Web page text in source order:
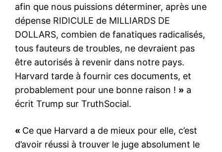
afin que nous puissions déterminer, après une
dépense RIDICULE de MILLIARDS DE
DOLLARS, combien de fanatiques radicalisés,
tous fauteurs de troubles, ne devraient pas
être autorisés à revenir dans notre pays.
Harvard tarde à fournir ces documents, et
probablement pour une bonne raison ! » a
écrit Trump sur TruthSocial.
« Ce que Harvard a de mieux pour elle, c’est
d’avoir réussi à trouver le juge absolument le